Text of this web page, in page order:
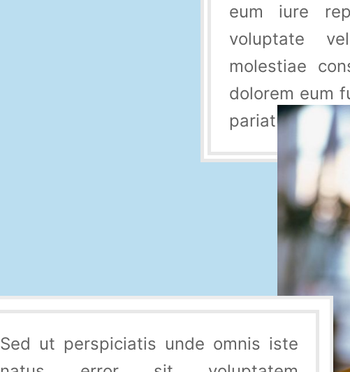
eum iure
voluptate
molestiae
dolorem eum
pariatur
Sed ut perspiciatis unde omnis iste